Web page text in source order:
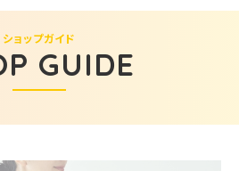
GUIDE
ショップガイド